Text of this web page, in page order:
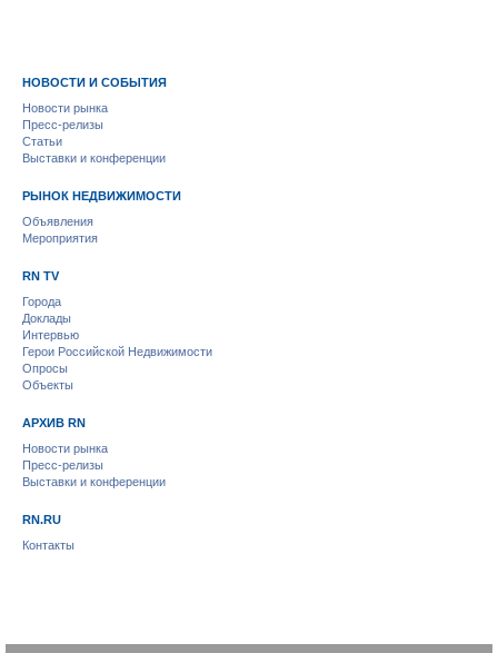
НОВОСТИ И СОБЫТИЯ
Новости рынка
Пресс-релизы
Статьи
Выставки и конференции
РЫНОК НЕДВИЖИМОСТИ
Объявления
Мероприятия
RN TV
Города
Доклады
Интервью
Герои Российской Недвижимости
Опросы
Объекты
АРХИВ RN
Новости рынка
Пресс-релизы
Выставки и конференции
RN.RU
Контакты